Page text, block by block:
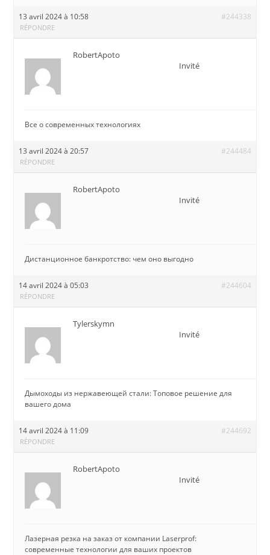
13 avril 2024 à 10:58 #244338
RÉPONDRE
RobertApoto
Invité
Все о современных технологиях
13 avril 2024 à 20:57 #244484
RÉPONDRE
RobertApoto
Invité
Дистанционное банкротство: чем оно выгодно
14 avril 2024 à 05:03 #244604
RÉPONDRE
Tylerskymn
Invité
Дымоходы из нержавеющей стали: Топовое решение для
вашего дома
14 avril 2024 à 11:09 #244692
RÉPONDRE
RobertApoto
Invité
Лазерная резка на заказ от компании Laserprof:
современные технологии для ваших проектов